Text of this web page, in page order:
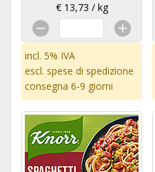
€ 13,73 / kg
incl. 5% IVA
escl. spese di spedizione
consegna 6-9 giorni